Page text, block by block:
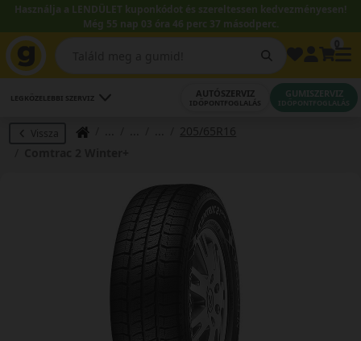
Használja a LENDÜLET kuponkódot és szereltessen kedvezményesen!
Még 55 nap 03 óra 46 perc 36 másodperc.
LEGKÖZELEBBI SZERVIZ AUTÓSZERVIZ
IDŐPONTFOGLALÁS
GUMISZERVIZ
IDŐPONTFOGLALÁS
Vissza
205/65R16